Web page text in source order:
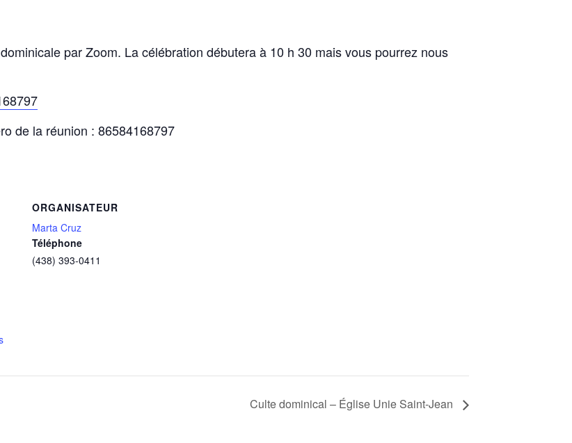
par Zoom. La célébration débutera à 10 h 30 mais vous pourrez nous
de la réunion : 86584168797
ORGANISATEUR
Marta Cruz
Téléphone
(438) 393-0411
Culte dominical – Église Unie Saint-Jean